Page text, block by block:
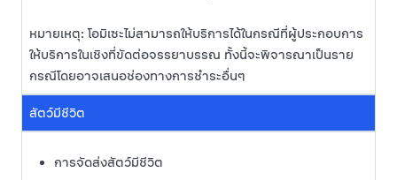
หมายเหตุ: โอมิเซะไม่สามารถให้บริการได้ในกรณีที่ผู้ประกอบการ
ให้บริการในเชิงที่ขัดต่อจรรยาบรรณ ทั้งนี้จะพิจารณาเป็นราย
กรณีโดยอาจเสนอช่องทางการชำระอื่นๆ
สัตว์มีชีวิต
การจัดส่งสัตว์มีชีวิต